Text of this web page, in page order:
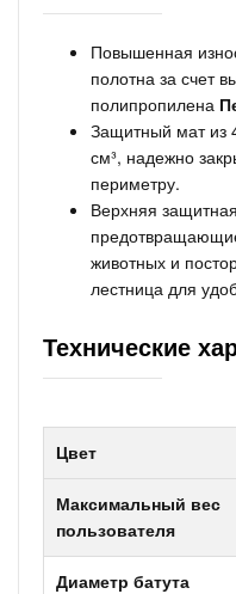
Повышенная
полотна за счет
полипропилена
Защитный мат из
см³, надежно
периметру.
Верхняя
животных и
лестница для
Технические
Цвет
Максимальный вес
пользователя
Диаметр батута